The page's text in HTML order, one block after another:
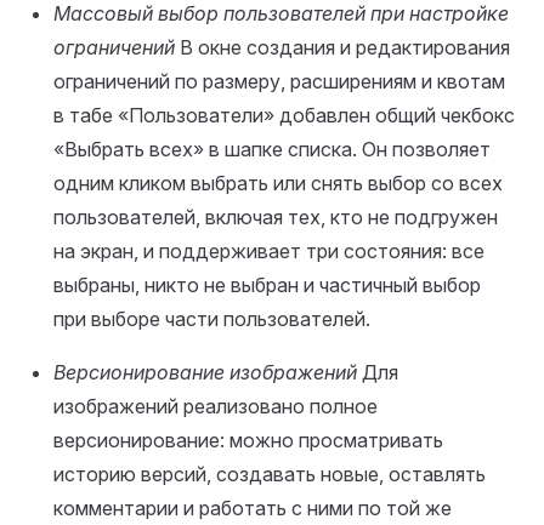
Массовый выбор пользователей при настройке
ограничений В окне создания и редактирования
ограничений по размеру, расширениям и квотам
в табе «Пользователи» добавлен общий чекбокс
«Выбрать всех» в шапке списка. Он позволяет
одним кликом выбрать или снять выбор со всех
пользователей, включая тех, кто не подгружен
на экран, и поддерживает три состояния: все
выбраны, никто не выбран и частичный выбор
при выборе части пользователей.
Версионирование изображений Для
изображений реализовано полное
версионирование: можно просматривать
историю версий, создавать новые, оставлять
комментарии и работать с ними по той же